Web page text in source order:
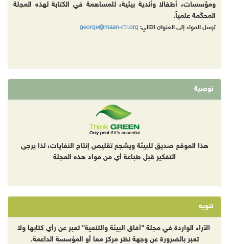
ومؤسسات، أطفالا وأندية بيئية، للمساهمة في الكتابة لهذه المجلة
المحكّمة علمياً.
ترسل المواد إلى العنوان التالي: george@maan-ctr.org
توصية
هذا الموقع صديق للبيئة ويشجع تقليص إنتاج النفايات، لذا يرجى
التفكير قبل طباعة أي من مواد هذه المجلة
تنويه
الآراء الواردة في مجلة "آفاق البيئة والتنمية" تعبر عن رأي كتابها ولا
تعبر بالضرورة عن وجهة نظر مركز معا أو المؤسسة الداعمة.